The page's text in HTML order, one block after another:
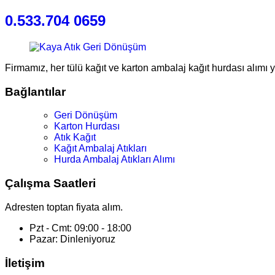
0.533.704 0659
Firmamız, her tülü kağıt ve karton ambalaj kağıt hurdası alımı
Bağlantılar
Geri Dönüşüm
Karton Hurdası
Atık Kağıt
Kağıt Ambalaj Atıkları
Hurda Ambalaj Atıkları Alımı
Çalışma Saatleri
Adresten toptan fiyata alım.
Pzt - Cmt: 09:00 - 18:00
Pazar: Dinleniyoruz
İletişim